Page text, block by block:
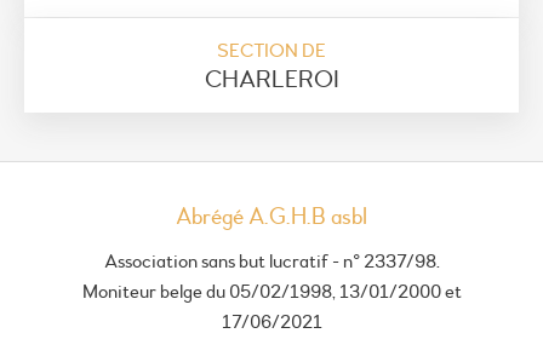
SECTION DE
CHARLEROI
Abrégé A.G.H.B asbl
Association sans but lucratif - n° 2337/98.
Moniteur belge du 05/02/1998, 13/01/2000 et
17/06/2021